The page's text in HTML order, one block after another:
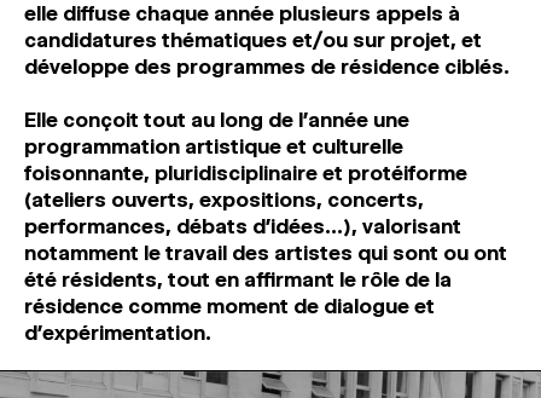
elle diffuse chaque année plusieurs appels à
candidatures thématiques et/ou sur projet, et
développe des programmes de résidence ciblés.
Elle conçoit tout au long de l’année une
programmation artistique et culturelle
foisonnante, pluridisciplinaire et protéiforme
(ateliers ouverts, expositions, concerts,
performances, débats d’idées…), valorisant
notamment le travail des artistes qui sont ou ont
été résidents, tout en affirmant le rôle de la
résidence comme moment de dialogue et
d’expérimentation.